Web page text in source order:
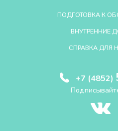
ПОДГОТОВКА К
ВНУТРЕННИЕ
СПРАВКА ДЛЯ
+7 (4852)